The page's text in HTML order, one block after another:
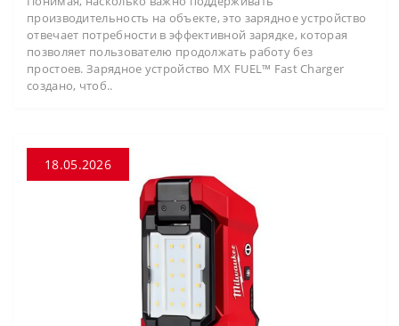
производительность на объекте, это зарядное устройство
отвечает потребности в эффективной зарядке, которая
позволяет пользователю продолжать работу без
простоев. Зарядное устройство MX FUEL™ Fast Charger
создано, чтоб..
18.05.2026